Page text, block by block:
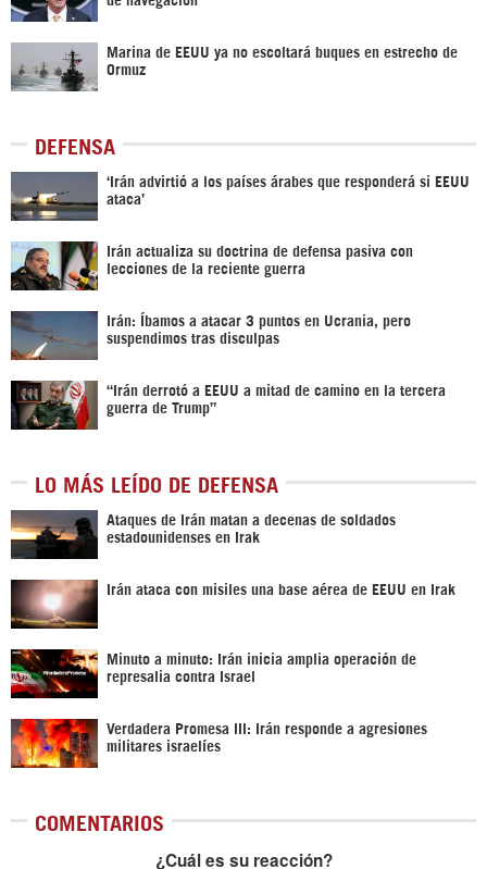
Marina de EEUU ya no escoltará buques en estrecho de
Ormuz
DEFENSA
‘Irán advirtió a los países árabes que responderá si EEUU
ataca’
Irán actualiza su doctrina de defensa pasiva con
lecciones de la reciente guerra
Irán: Íbamos a atacar 3 puntos en Ucrania, pero
suspendimos tras disculpas
“Irán derrotó a EEUU a mitad de camino en la tercera
guerra de Trump”
LO MÁS LEÍDO DE DEFENSA
Ataques de Irán matan a decenas de soldados
estadounidenses en Irak
Irán ataca con misiles una base aérea de EEUU en Irak
Minuto a minuto: Irán inicia amplia operación de
represalia contra Israel
Verdadera Promesa III: Irán responde a agresiones
militares israelíes
COMENTARIOS